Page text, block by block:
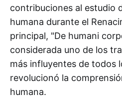
contribuciones al estudio
humana durante el
principal, "De humani
considerada uno de los
más influyentes de todos
revolucionó la
humana.